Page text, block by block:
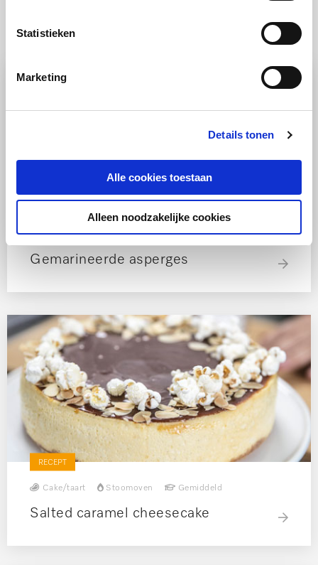
Statistieken
Marketing
Details tonen
Alle cookies toestaan
Alleen noodzakelijke cookies
Ook lekker
Groente Stoomoven Makkelijk
Gemarineerde asperges
RECEPT
Cake/taart Stoomoven Gemiddeld
Salted caramel cheesecake